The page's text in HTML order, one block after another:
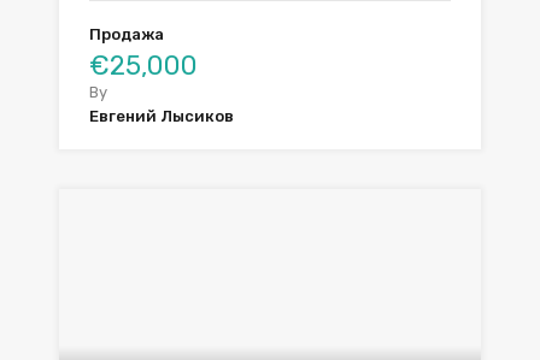
Продажа
€25,000
By
Евгений Лысиков